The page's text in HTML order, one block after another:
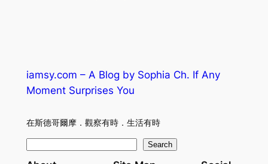
iamsy.com – A Blog by Sophia Ch. If Any
Moment Surprises You
在斯德哥爾摩．觀察有時．生活有時
e
Search